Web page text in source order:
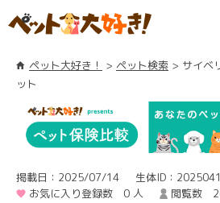
ペット大好き！ ペット検索
サイベ
ット
掲載日：2025/07/14
生体ID：
お気に入り登録数 0 人
閲覧数